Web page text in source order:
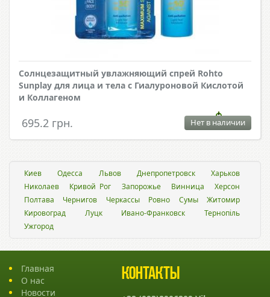
Солнцезащитный увлажняющий спрей Rohto
Sunplay для лица и тела с Гиалуроновой Кислотой
и Коллагеном
695.2 грн. Нет в наличии
Киев Одесса Львов Днепропетровск
Харьков
Николаев
Кривой Рог Запорожье Винница
Херсон
Полтава
Чернигов Черкассы Ровно Сумы
Житомир
Кировоград
Луцк Ивано-Франковск
Тернопіль
Ужгород
Главная
О нас
Новости
Контакты